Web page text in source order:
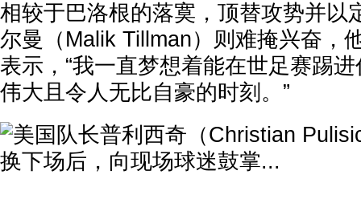
相较于巴洛根的落寞，顶替攻势并以
尔曼（Malik Tillman）则难掩兴奋，
表示，“我一直梦想着能在世足赛踢
伟大且令人无比自豪的时刻。”